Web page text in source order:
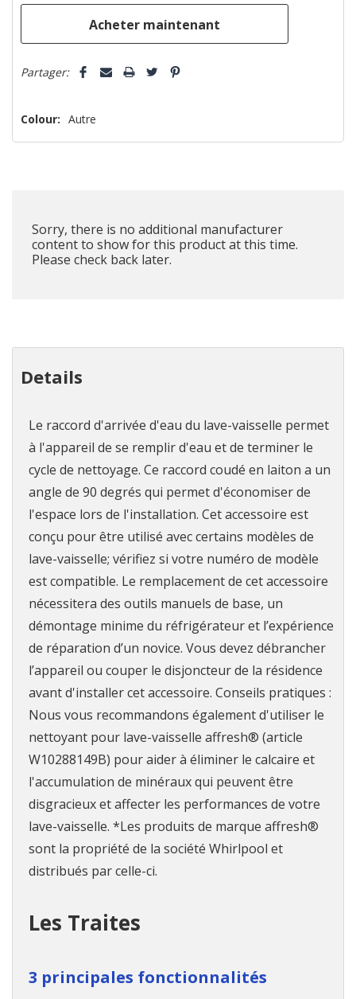
Partager:
Colour: Autre
Sorry, there is no additional manufacturer
content to show for this product at this time.
Please check back later.
Details
Le raccord d'arrivée d'eau du lave-vaisselle permet
à l'appareil de se remplir d'eau et de terminer le
cycle de nettoyage. Ce raccord coudé en laiton a un
angle de 90 degrés qui permet d'économiser de
l'espace lors de l'installation. Cet accessoire est
conçu pour être utilisé avec certains modèles de
lave-vaisselle; vérifiez si votre numéro de modèle
est compatible. Le remplacement de cet accessoire
nécessitera des outils manuels de base, un
démontage minime du réfrigérateur et l’expérience
de réparation d’un novice. Vous devez débrancher
l’appareil ou couper le disjoncteur de la résidence
avant d'installer cet accessoire. Conseils pratiques :
Nous vous recommandons également d'utiliser le
nettoyant pour lave-vaisselle affresh® (article
W10288149B) pour aider à éliminer le calcaire et
l'accumulation de minéraux qui peuvent être
disgracieux et affecter les performances de votre
lave-vaisselle. *Les produits de marque affresh®
sont la propriété de la société Whirlpool et
distribués par celle-ci.
Les Traites
3 principales fonctionnalités